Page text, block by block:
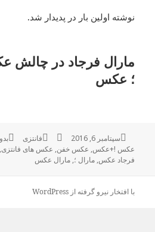
نوشته اولین بار در پدیدار شد.
مارال فرجاد در چالش
؛ عکس
ارسال
شده
در
سپتامبر 6, 2016 نویسندهدسته‌ها
فانتزی
عکس !+عکس, عکس خفن, عکس های فانتزی,
فرجاد عکس,مارال ؛,مارال عکس
با افتخار نیرو گرفته از WordPress